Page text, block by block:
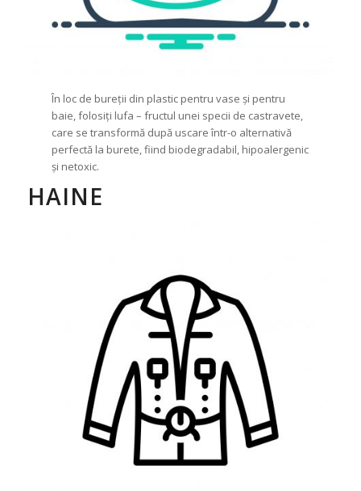
În loc de bureții din plastic pentru vase și pentru
baie, folosiți lufa – fructul unei specii de castravete,
care se transformă după uscare într-o alternativă
perfectă la burete, fiind biodegradabil, hipoalergenic
și netoxic.
HAINE